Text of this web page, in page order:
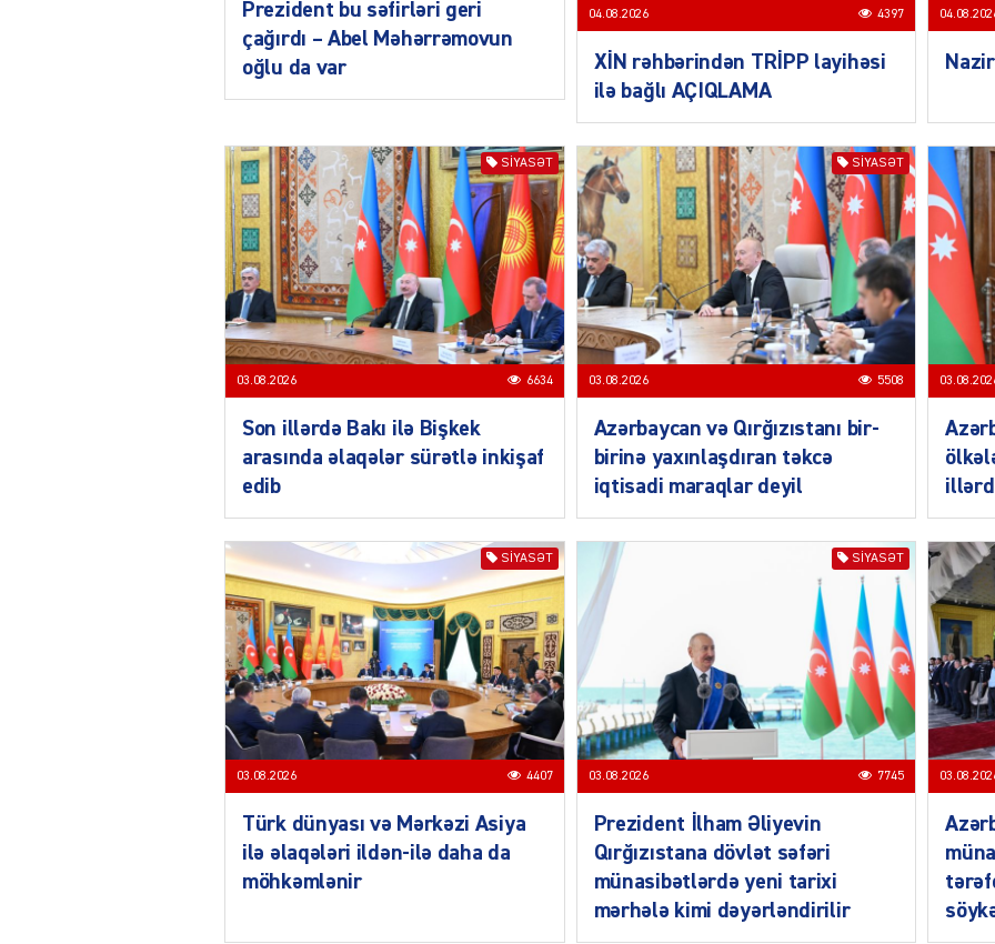
DÜNYA
Prezident bu səfirləri geri
çağırdı – Abel Məhərrəmovun
oğlu da var
04.08.2026 4397
XİN rəhbərindən TRİPP layihəsi
ilə bağlı AÇIQLAMA
SIYASƏT
03.08.2026 6634
Son illərdə Bakı ilə Bişkek
arasında əlaqələr sürətlə inkişaf
edib
SIYASƏT
03.08.2026 5508
Azərbaycan və Qırğızıstanı bir-
birinə yaxınlaşdıran təkcə
iqtisadi maraqlar deyil
SIYASƏT
03.08.2026 4407
Türk dünyası və Mərkəzi Asiya
ilə əlaqələri ildən-ilə daha da
möhkəmlənir
SIYASƏT
03.08.2026 7745
Prezident İlham Əliyevin
Qırğızıstana dövlət səfəri
münasibətlərdə yeni tarixi
mərhələ kimi dəyərləndirilir